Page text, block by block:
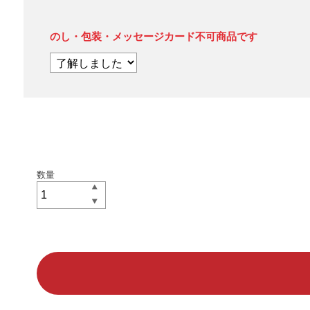
のし・包装・メッセージカード不可商品です